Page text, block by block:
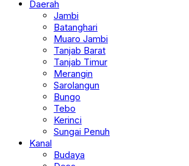
Daerah
Jambi
Batanghari
Muaro Jambi
Tanjab Barat
Tanjab Timur
Merangin
Sarolangun
Bungo
Tebo
Kerinci
Sungai Penuh
Kanal
Budaya